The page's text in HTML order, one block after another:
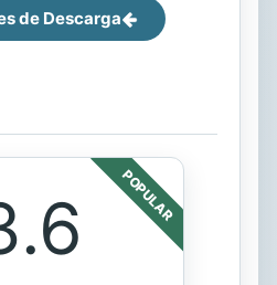
de Descarga
POPULAR